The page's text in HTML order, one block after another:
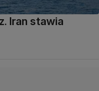
Iran stawia